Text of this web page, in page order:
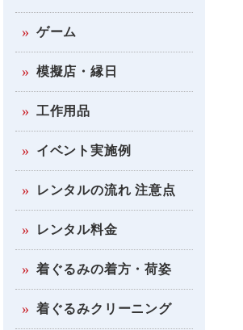
ゲーム
模擬店・縁日
工作用品
イベント実施例
レンタルの流れ 注意点
レンタル料金
着ぐるみの着方・荷姿
着ぐるみクリーニング